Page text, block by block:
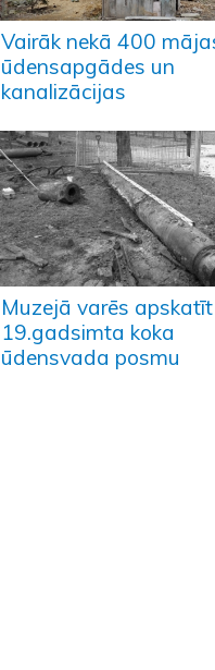
Vairāk nekā 400
ūdensapgādes un
kanalizācijas
Muzejā varēs apskatīt
19.gadsimta koka
ūdensvada posmu